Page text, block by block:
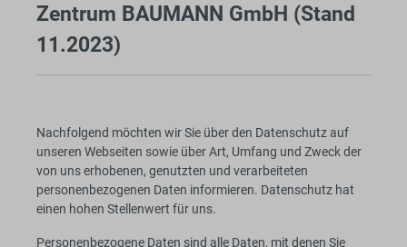
Zentrum BAUMANN GmbH (Stand
11.2023)
Nachfolgend möchten wir Sie über den Datenschutz auf
unseren Webseiten sowie über Art, Umfang und Zweck der
von uns erhobenen, genutzten und verarbeiteten
personenbezogenen Daten informieren. Datenschutz hat
einen hohen Stellenwert für uns.
Personenbezogene Daten sind alle Daten, mit denen Sie